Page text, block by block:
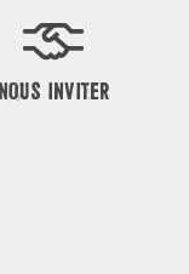
NOUS INVITER